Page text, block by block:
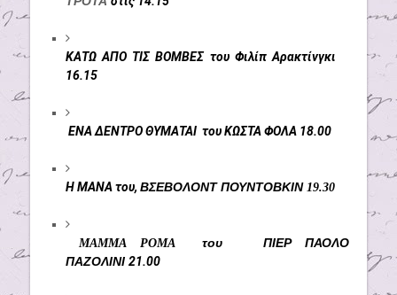
ΚΑΤΩ ΑΠΟ ΤΙΣ ΒΟΜΒΕΣ του Φιλίπ Αρακτίνγκι
16.15
ΕΝΑ ΔΕΝΤΡΟ ΘΥΜΑΤΑΙ του ΚΩΣΤΑ ΦΟΛΑ 18.00
Η ΜΑΝΑ του, ΒΣΕΒΟΛΟΝΤ ΠΟΥΝΤΟΒΚΙΝ 19.30
ΜΑΜΜΑ ΡΟΜΑ του
ΠΙΕΡ ΠΑΟΛΟ
ΠΑΖΟΛΙΝΙ 21.00